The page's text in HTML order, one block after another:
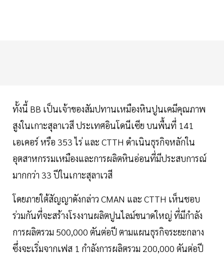
ทั้งนี้ BB เป็นเจ้าของสัมปทานเหมืองหินปูนเคมีคุณภาพ
สูงในเกาะสุลาเวสี ประเทศอินโดนีเซีย บนพื้นที่ 141
เอเคอร์ หรือ 353 ไร่ และ CTTH ดำเนินธุรกิจหลักใน
อุตสาหกรรมเหมืองและการผลิตหินอ่อนที่มีประสบการณ์
มากกว่า 33 ปีในเกาะสุลาเวสี
โดยภายใต้สัญญาดังกล่าว CMAN และ CTTH เห็นชอบ
ร่วมกันที่จะสร้างโรงงานผลิตปูนไลม์ขนาดใหญ่ ที่มีกำลัง
การผลิตรวม 500,000 ตันต่อปี ตามแผนธุรกิจระยะกลาง
ซึ่งจะเริ่มจากเฟส 1 กำลังการผลิตรวม 200,000 ตันต่อปี